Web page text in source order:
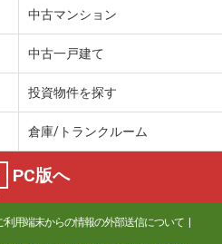
中古マンション
中古一戸建て
投資物件を探す
倉庫/トランクルーム
PC版へ
利用端末からの情報の外部送信について